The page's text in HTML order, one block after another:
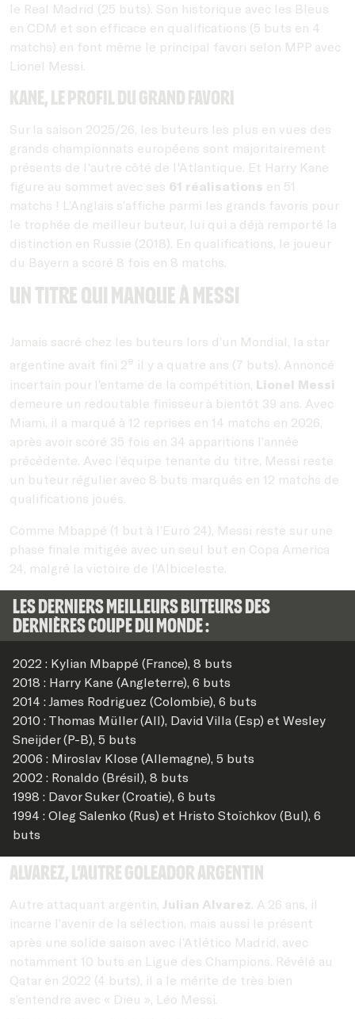
le Real Madrid (25 buts). Son historique avec les Bleus
en CDM et son efficace en qualifications (5 buts en 4
matchs) en font même le principal favori selon MPP avec
Lionel Messi.
Kane, le profil du grand favori
Sur la saison 2025/26, les buteurs les plus en vues des
grands championnats européens sont majoritairement
présents de l'autre côté de l'Atlantique. Et Harry Kane
figure au sommet avec ses 61 réalisations en 51
matchs ! L’Anglais s’affiche parmi les grands favoris pour
le trophée de meilleur buteur, lui qui a déjà remporté la
distinction en Russie (2018). En qualifications, le joueur
du Bayern a scoré 8 fois en 8 matchs.
Un titre qui manque à Messi
Jamais sacré chez les buteurs lors d’un Mondial, la star
argentine avait fini 2e il y a quatre ans (7 buts). Annoncé
incertain pour l’entame de la compétition, Lionel Messi
demeure un redoutable finisseur à bientôt 39 ans. Avec
Miami, il a marqué à 12 reprises en 14 matchs en 2026,
après avoir scoré 35 fois en 34 apparitions l’année
précédente. Avec l’équipe tenante du titre, Messi reste
un buteur régulier avec 8 buts marqués en 12 matchs de
qualifications joués.
Comme Mbappé (1 but à l’Euro 24), Messi reste sur une
phase finale mitigée avec un seul but en Copa America
24, malgré la victoire de l’Albiceleste.
Les derniers meilleurs buteurs des
dernières Coupe du Monde :
2022 : Kylian Mbappé (France), 8 buts
2018 : Harry Kane (Angleterre), 6 buts
2014 : James Rodriguez (Colombie), 6 buts
2010 : Thomas Müller (All), David Villa (Esp) et Wesley
Sneijder (P-B), 5 buts
2006 : Miroslav Klose (Allemagne), 5 buts
2002 : Ronaldo (Brésil), 8 buts
1998 : Davor Suker (Croatie), 6 buts
1994 : Oleg Salenko (Rus) et Hristo Stoïchkov (Bul), 6
buts
Alvarez, l’autre goleador argentin
Autre attaquant argentin, Julian Alvarez . A 26 ans, il
incarne l’avenir de la sélection, mais aussi le présent
après une solide saison avec l’Atlético Madrid, avec
notamment 10 buts en Ligue des Champions. Révélé au
Qatar en 2022 (4 buts), il a le mérite de très bien
s’entendre avec « Dieu », Léo Messi.